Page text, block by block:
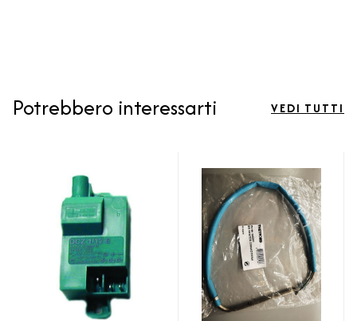
Potrebbero interessarti VEDI TUTTI